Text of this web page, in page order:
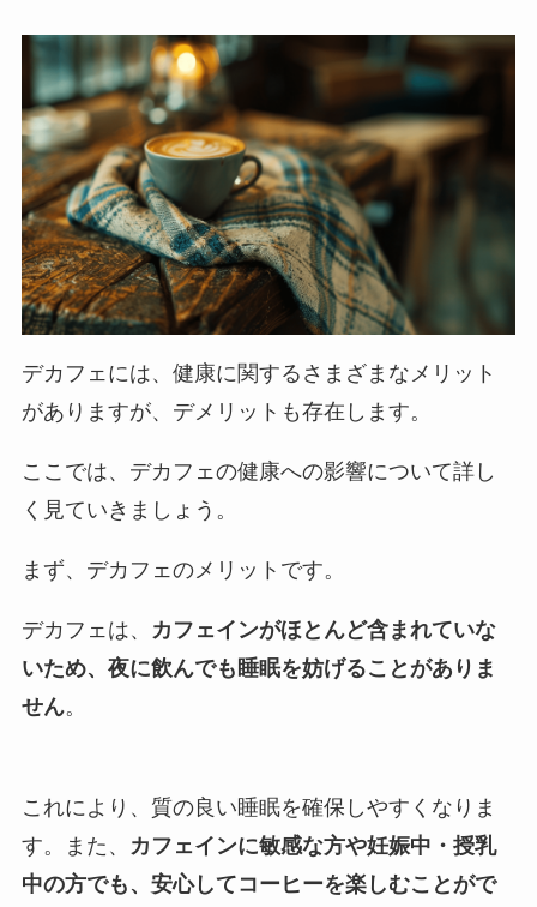
デカフェには、健康に関するさまざまなメリット
がありますが、デメリットも存在します。
ここでは、デカフェの健康への影響について詳し
く見ていきましょう。
まず、デカフェのメリットです。
デカフェは、
カフェインがほとんど含まれていな
いため、夜に飲んでも睡眠を妨げることがありま
せん。
これにより、質の良い睡眠を確保しやすくなりま
す。また、
カフェインに敏感な方や妊娠中・授乳
中の方でも、安心してコーヒーを楽しむことがで